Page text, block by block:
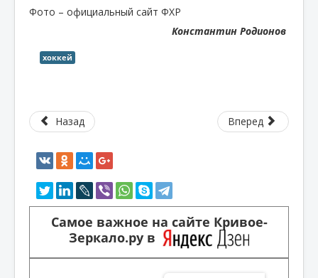
Фото – официальный сайт ФХР
Константин Родионов
хоккей
Назад Вперед
Самое важное на сайте Кривое-
Зеркало.ру в